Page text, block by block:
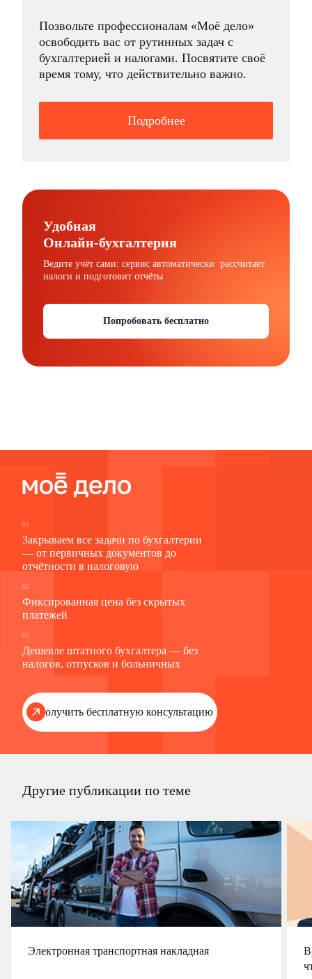
Позвольте профессионалам «Моё дело»
освободить вас от рутинных задач с
бухгалтерией и налогами. Посвятите своё
время тому, что действительно важно.
Подробнее
Удобная
Онлайн-бухгалтерия
Ведите учёт сами: сервис автоматически рассчитает
налоги и подготовит отчёты
Попробовать бесплатно
01
Закрываем все задачи по бухгалтерии
— от первичных документов до
отчётности в налоговую
02
Фиксированная цена без скрытых
платежей
03
Дешевле штатного бухгалтера — без
налогов, отпусков и больничных
Получить бесплатную консультацию
Другие публикации по теме
Электронная транспортная накладная
В